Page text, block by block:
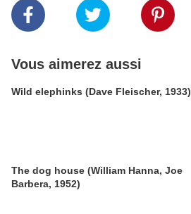
Vous aimerez aussi
Wild elephinks (Dave Fleischer, 1933)
The dog house (William Hanna, Joe
Barbera, 1952)